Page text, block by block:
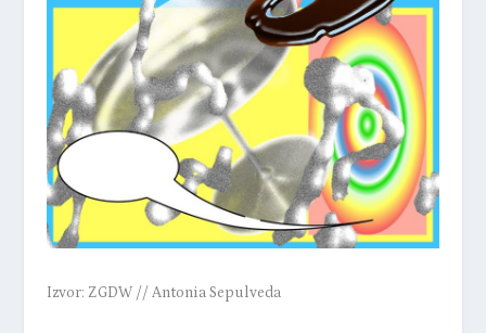
Izvor: ZGDW // Antonia Sepulveda